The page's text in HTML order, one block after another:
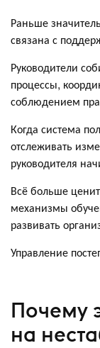
Раньше
связана с
Руководители
процессы,
соблюдением
Когда система
отслеживать
руководителя
Всё больше
механизмы
развивать
Управление
Почему
на